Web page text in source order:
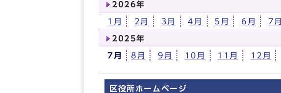
2026年
1月 2月 3月 4月 5月 6月 7月
2025年
7月 8月 9月 10月 11月 12月
区役所ホームページ